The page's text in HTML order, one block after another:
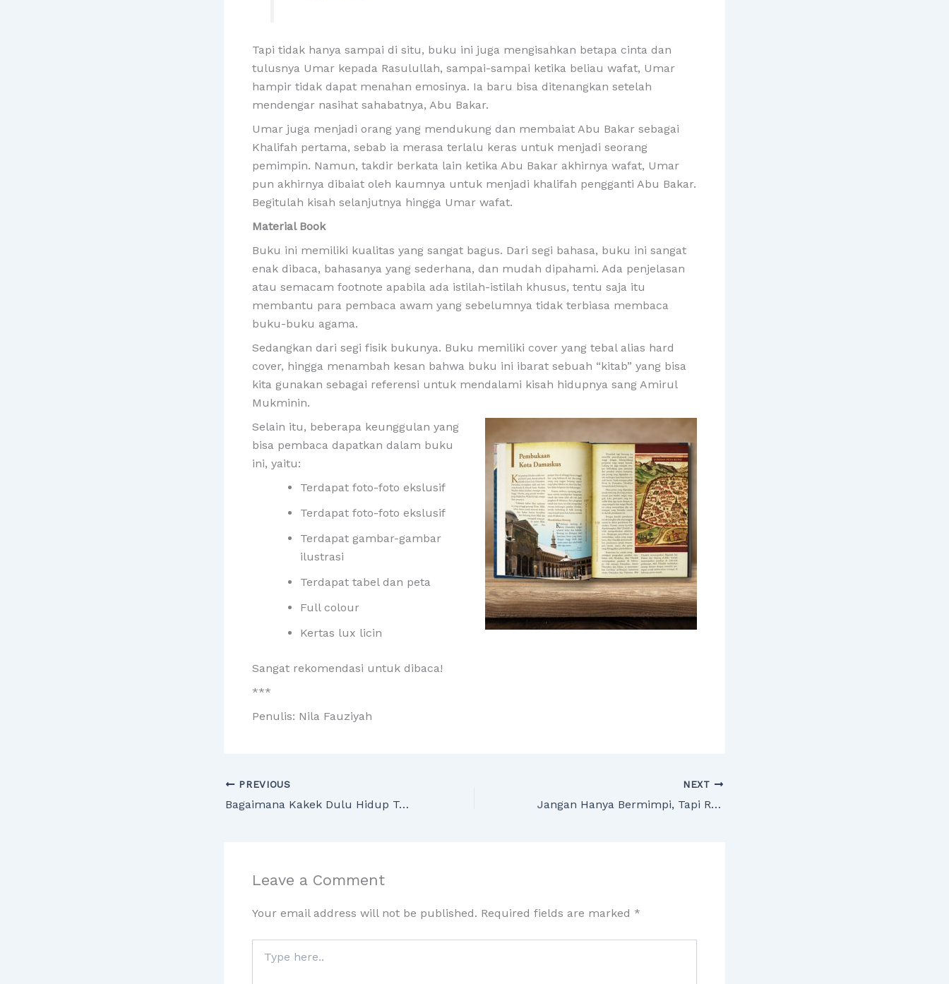
Tapi tidak hanya sampai di situ, buku ini juga mengisahkan betapa cinta dan
tulusnya Umar kepada Rasulullah, sampai-sampai ketika beliau wafat, Umar
hampir tidak dapat menahan emosinya. Ia baru bisa ditenangkan setelah
mendengar nasihat sahabatnya, Abu Bakar.
Umar juga menjadi orang yang mendukung dan membaiat Abu Bakar sebagai
Khalifah pertama, sebab ia merasa terlalu keras untuk menjadi seorang
pemimpin. Namun, takdir berkata lain ketika Abu Bakar akhirnya wafat, Umar
pun akhirnya dibaiat oleh kaumnya untuk menjadi khalifah pengganti Abu Bakar.
Begitulah kisah selanjutnya hingga Umar wafat.
Material Book
Buku ini memiliki kualitas yang sangat bagus. Dari segi bahasa, buku ini sangat
enak dibaca, bahasanya yang sederhana, dan mudah dipahami. Ada penjelasan
atau semacam footnote apabila ada istilah-istilah khusus, tentu saja itu
membantu para pembaca awam yang sebelumnya tidak terbiasa membaca
buku-buku agama.
Sedangkan dari segi fisik bukunya. Buku memiliki cover yang tebal alias hard
cover, hingga menambah kesan bahwa buku ini ibarat sebuah “kitab” yang bisa
kita gunakan sebagai referensi untuk mendalami kisah hidupnya sang Amirul
Mukminin.
Selain itu, beberapa keunggulan yang
bisa pembaca dapatkan dalam buku
ini, yaitu:
Terdapat foto-foto ekslusif
Terdapat foto-foto ekslusif
Terdapat gambar-gambar
ilustrasi
Terdapat tabel dan peta
Full colour
Kertas lux licin
Sangat rekomendasi untuk dibaca!
***
Penulis: Nila Fauziyah
PREVIOUS
Bagaimana Kakek Dulu Hidup Tanpa Internet?
NEXT
Jangan Hanya Bermimpi, Tapi Realisasikan!
Leave a Comment
Your email address will not be published. Required fields are marked *
here..